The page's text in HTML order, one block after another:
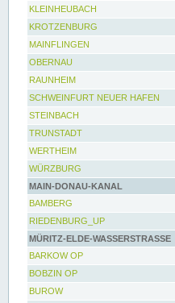
KLEINHEUBACH
KROTZENBURG
MAINFLINGEN
OBERNAU
RAUNHEIM
SCHWEINFURT NEUER HAFEN
STEINBACH
TRUNSTADT
WERTHEIM
WÜRZBURG
MAIN-DONAU-KANAL
BAMBERG
RIEDENBURG_UP
MÜRITZ-ELDE-WASSERSTRASSE
BARKOW OP
BOBZIN OP
BUROW